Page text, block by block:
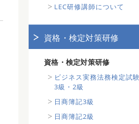
LEC研修講師について
資格・検定対策研修
資格・検定対策研修
ビジネス実務法務検定試
3級・2級
日商簿記3級
日商簿記2級